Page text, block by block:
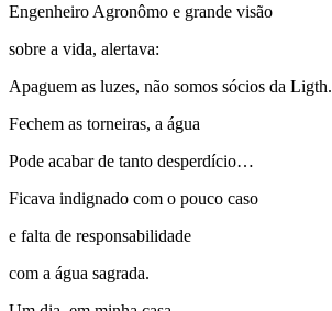
Engenheiro Agronômo e grande visão
sobre a vida, alertava:
Apaguem as luzes, não somos sócios da Ligth.
Fechem as torneiras, a água
Pode acabar de tanto desperdício…
Ficava indignado com o pouco caso
e falta de responsabilidade
com a água sagrada.